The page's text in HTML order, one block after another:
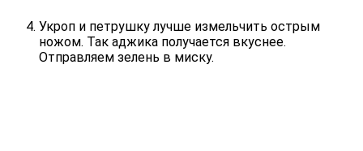
Укроп и петрушку лучше измельчить острым
ножом. Так аджика получается вкуснее.
Отправляем зелень в миску.